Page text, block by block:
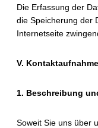
Die Erfassung der
die Speicherung der
Internetseite
V.
1. Beschreibung
Soweit Sie uns über